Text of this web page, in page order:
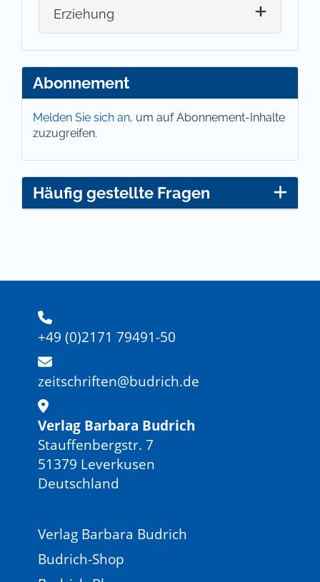
Erziehung
Abonnement
Melden Sie sich an, um auf Abonnement-Inhalte
zuzugreifen.
Häufig gestellte Fragen
+49 (0)2171 79491-50
zeitschriften@budrich.de
Verlag Barbara Budrich
Stauffenbergstr. 7
51379 Leverkusen
Deutschland
Verlag Barbara Budrich
Budrich-Shop